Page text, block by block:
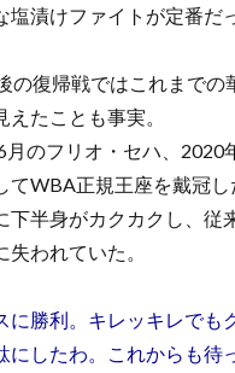
漬けファイトが定番だ
の復帰戦ではこれまでの
たことも事実。
のフリオ・セハ、2020
てWBA正規王座を戴冠し
下半身がカクカクし、従
われていた。
に勝利。キレッキレでも
にしたわ。これからも待